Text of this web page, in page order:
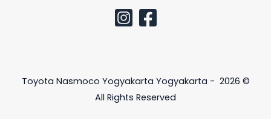
Toyota Nasmoco Yogyakarta Yogyakarta - 2026 ©
All Rights Reserved